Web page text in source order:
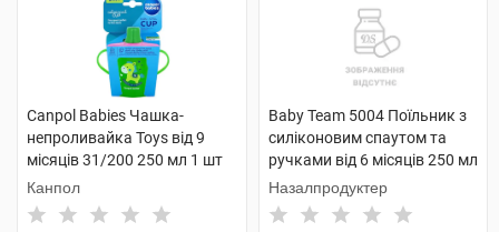
Canpol Babies Чашка-
непроливайка Toys від 9
місяців 31/200 250 мл 1 шт
Канпол
Baby Team 5004 Поїльник з
силіконовим спаутом та
ручками від 6 місяців 250 мл
1 шт
Назалпродуктер